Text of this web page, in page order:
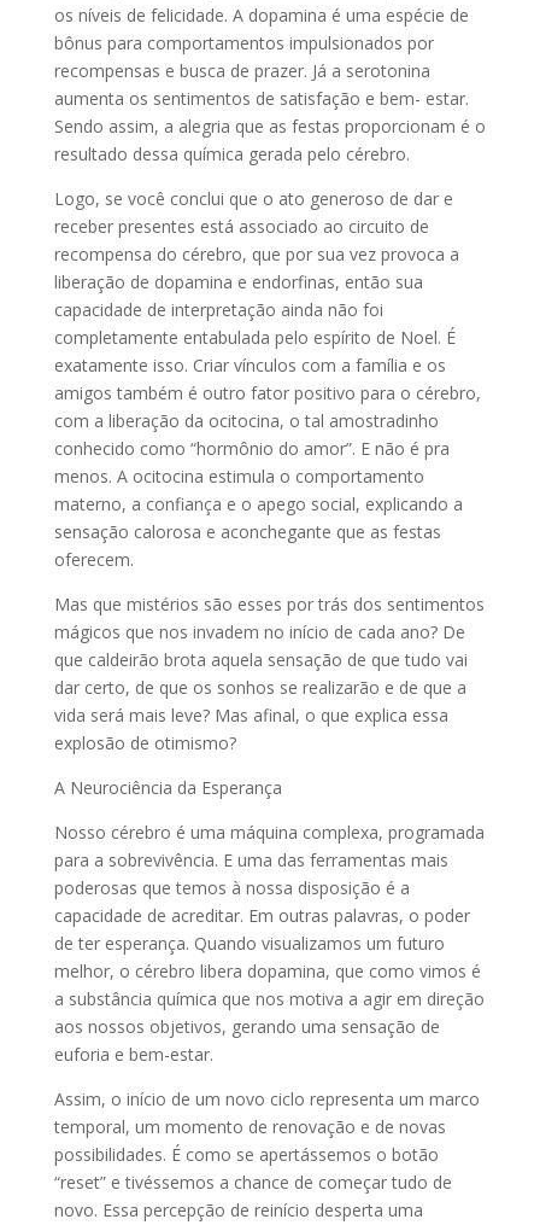
os níveis de felicidade. A dopamina é uma espécie de
bônus para comportamentos impulsionados por
recompensas e busca de prazer. Já a serotonina
aumenta os sentimentos de satisfação e bem- estar.
Sendo assim, a alegria que as festas proporcionam é o
resultado dessa química gerada pelo cérebro.
Logo, se você conclui que o ato generoso de dar e
receber presentes está associado ao circuito de
recompensa do cérebro, que por sua vez provoca a
liberação de dopamina e endorfinas, então sua
capacidade de interpretação ainda não foi
completamente entabulada pelo espírito de Noel. É
exatamente isso. Criar vínculos com a família e os
amigos também é outro fator positivo para o cérebro,
com a liberação da ocitocina, o tal amostradinho
conhecido como “hormônio do amor”. E não é pra
menos. A ocitocina estimula o comportamento
materno, a confiança e o apego social, explicando a
sensação calorosa e aconchegante que as festas
oferecem.
Mas que mistérios são esses por trás dos sentimentos
mágicos que nos invadem no início de cada ano? De
que caldeirão brota aquela sensação de que tudo vai
dar certo, de que os sonhos se realizarão e de que a
vida será mais leve? Mas afinal, o que explica essa
explosão de otimismo?
A Neurociência da Esperança
Nosso cérebro é uma máquina complexa, programada
para a sobrevivência. E uma das ferramentas mais
poderosas que temos à nossa disposição é a
capacidade de acreditar. Em outras palavras, o poder
de ter esperança. Quando visualizamos um futuro
melhor, o cérebro libera dopamina, que como vimos é
a substância química que nos motiva a agir em direção
aos nossos objetivos, gerando uma sensação de
euforia e bem-estar.
Assim, o início de um novo ciclo representa um marco
temporal, um momento de renovação e de novas
possibilidades. É como se apertássemos o botão
“reset” e tivéssemos a chance de começar tudo de
novo. Essa percepção de reinício desperta uma